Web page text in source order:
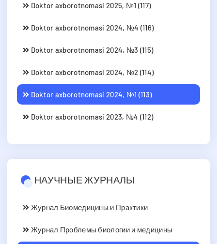
Doktor axborotnomasi 2025, №1 (117)
Doktor axborotnomasi 2024, №4 (116)
Doktor axborotnomasi 2024, №3 (115)
Doktor axborotnomasi 2024, №2 (114)
Doktor axborotnomasi 2024, №1 (113)
Doktor axborotnomasi 2023, №4 (112)
НАУЧНЫЕ ЖУРНАЛЫ
Журнал Биомедицины и Практики
Журнал Проблемы биологии и медицины